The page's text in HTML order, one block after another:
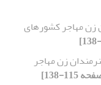
زن مهاجر کشورهای
زن مهاجر